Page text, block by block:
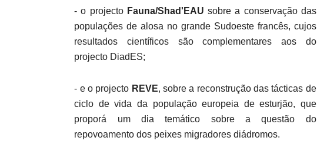
- o projecto Fauna/Shad'EAU sobre a conservação das
populações de alosa no grande Sudoeste francês, cujos
resultados científicos são complementares aos do
projecto DiadES;
- e o projecto REVE, sobre a reconstrução das tácticas de
ciclo de vida da população europeia de esturjão, que
proporá um dia temático sobre a questão do
repovoamento dos peixes migradores diádromos.